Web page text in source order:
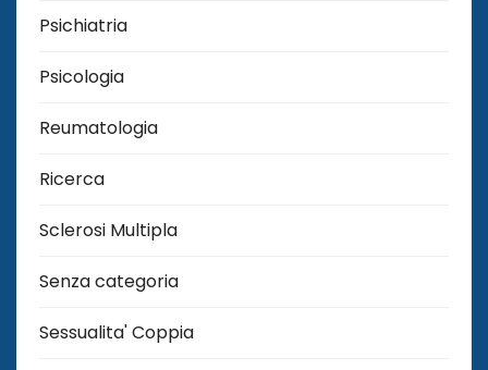
Psichiatria
Psicologia
Reumatologia
Ricerca
Sclerosi Multipla
Senza categoria
Sessualita' Coppia